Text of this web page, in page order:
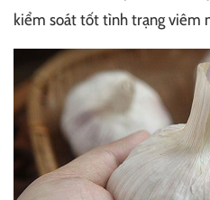
kiểm soát tốt tình trạng viêm